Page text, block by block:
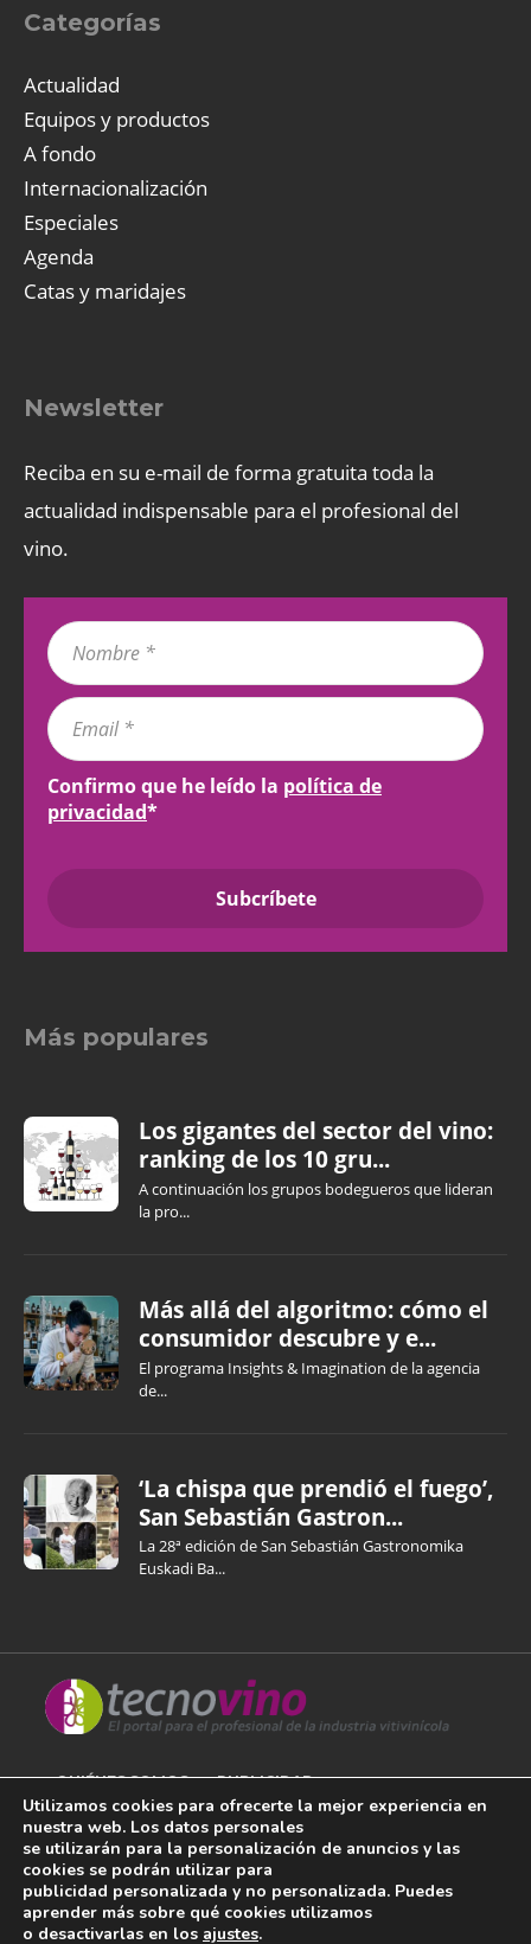
Categorías
Actualidad
Equipos y productos
A fondo
Internacionalización
Especiales
Agenda
Catas y maridajes
Newsletter
Reciba en su e-mail de forma gratuita toda la
actualidad indispensable para el profesional del
vino.
Confirmo que he leído la política de
privacidad*
Más populares
Los gigantes del sector del vino:
ranking de los 10 gru...
A continuación los grupos bodegueros que lideran
la pro...
Más allá del algoritmo: cómo el
consumidor descubre y e...
El programa Insights & Imagination de la agencia
de...
‘La chispa que prendió el fuego’,
San Sebastián Gastron...
La 28ª edición de San Sebastián Gastronomika
Euskadi Ba...
QUIÉNES SOMOS PUBLICIDAD
AVISO LEGAL
POLÍTICA DE COOKIES
POLÍTICA DE PRIVACIDAD
Utilizamos cookies para ofrecerte la mejor experiencia en
nuestra web. Los datos personales
se utilizarán para la personalización de anuncios y las
cookies se podrán utilizar para
publicidad personalizada y no personalizada. Puedes
aprender más sobre qué cookies utilizamos
o desactivarlas en los ajustes.